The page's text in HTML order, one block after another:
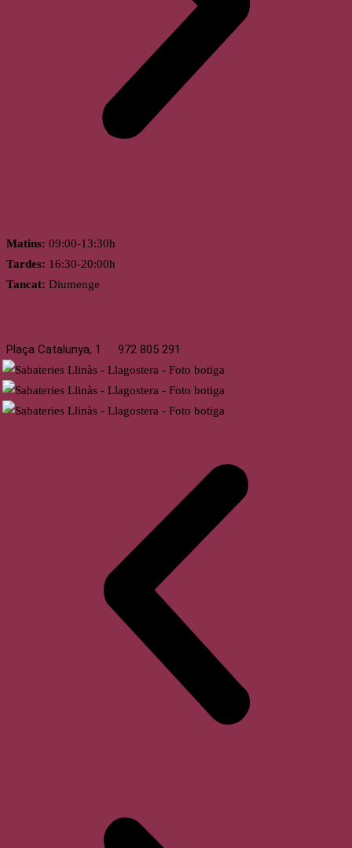
Matins: 09:00-13:30h
Tardes: 16:30-20:00h
Tancat: Diumenge
Plaça Catalunya, 1 972 805 291